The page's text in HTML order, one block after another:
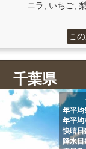
ニラ, いちご,
こ
千葉県
年平均
年平均
快晴日
降水